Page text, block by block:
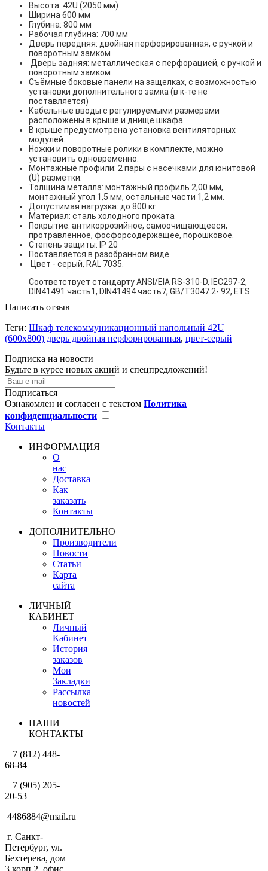
Высота: 42U (2050 мм)
Ширина 600 мм
Глубина: 800 мм
Рабочая глубина: 700 мм
Дверь передняя: двойная перфорированная, с ручкой и
поворотным замком
Дверь задняя: металлическая с перфорацией, с ручкой и
поворотным замком
Съёмные боковые панели на защелках, с возможностью
установки дополнительного замка (в к-те не
поставляется)
Кабельные вводы с регулируемыми размерами
расположены в крыше и днище шкафа.
В крыше предусмотрена установка вентиляторных
модулей.
Ножки и поворотные ролики в комплекте, можно
установить одновременно.
Монтажные профили: 2 пары с насечками для юнитовой
(U) разметки.
Толщина металла: монтажный профиль 2,00 мм,
монтажный угол 1,5 мм, остальные части 1,2 мм.
Допустимая нагрузка: до 800 кг
Материал: сталь холодного проката
Покрытие: антикоррозийное, самоочищающееся,
протравленное, фосфорсодержащее, порошковое.
Степень защиты: IP 20
Поставляется в разобранном виде.
Цвет - серый, RAL 7035.
Соответствует стандарту ANSI/EIA RS-310-D, IEC297-2,
DIN41491 часть1, DIN41494 часть7, GB/T3047.2- 92, ETS
Написать отзыв
Теги: Шкаф телекоммуникационный напольный 42U
(600х800) дверь двойная перфорированная, цвет-серый
Подписка на новости
Будьте в курсе новых акций и спецпредложений!
Подписаться
Ознакомлен и согласен с текстом Политика
конфиденциальности
Контакты
ИНФОРМАЦИЯ
О
нас
Доставка
Как
заказать
Контакты
ДОПОЛНИТЕЛЬНО
Производители
Новости
Статьи
Карта
сайта
ЛИЧНЫЙ
КАБИНЕТ
Личный
Кабинет
История
заказов
Мои
Закладки
Рассылка
новостей
НАШИ
КОНТАКТЫ
+7 (812) 448-
68-84
+7 (905) 205-
20-53
4486884@mail.ru
г. Санкт-
Петербург, ул.
Бехтерева, дом